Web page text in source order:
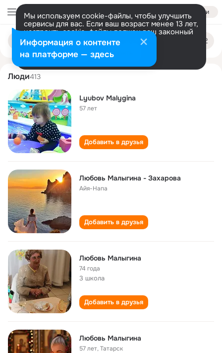
Войти
Мы используем cookie-файлы, чтобы улучшить
сервисы для вас. Если ваш возраст менее 13 лет,
настроить cookie-файлы должен ваш законный
представитель. Больше информации
Разрешить все Настроить
Поиск
людям
lyubov malygina
Люди413
Lyubov Malygina
57 лет
Добавить в друзья
Любовь Малыгина - Захарова
Айя-Напа
Добавить в друзья
Любовь Малыгина
74 года
3 школа
Добавить в друзья
Любовь Малыгина
57 лет,Татарск
Информация о контенте
на платформе — здесь